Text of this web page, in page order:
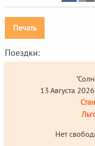
Печать
Поездки:
13 Августа
Нет